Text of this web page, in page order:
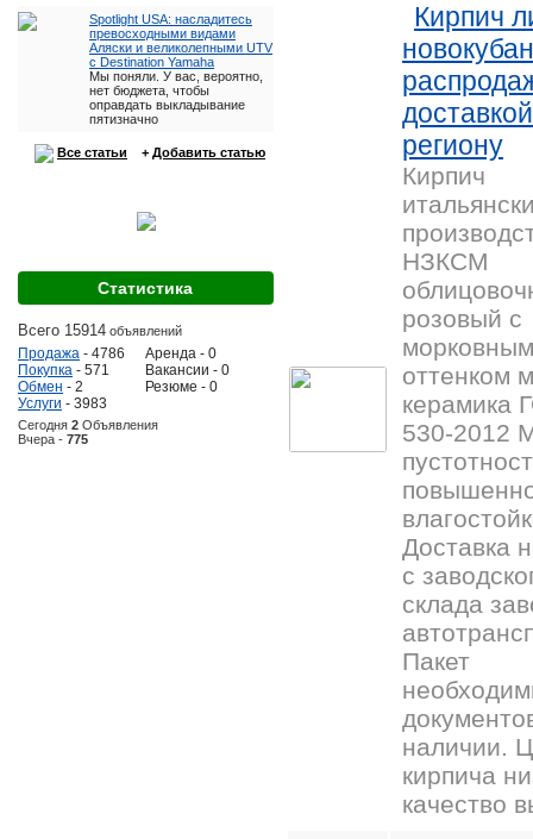
Spotlight USA: насладитесь
превосходными видами
Аляски и великолепными UTV
с Destination Yamaha
Мы поняли. У вас, вероятно,
нет бюджета, чтобы
оправдать выкладывание
пятизначно
Все статьи + Добавить статью
Статистика
Всего 15914 объявлений
Продажа - 4786
Покупка - 571
Обмен - 2
Услуги - 3983
Аренда - 0
Вакансии - 0
Резюме - 0
Сегодня 2 Объявления
Вчера - 775
Кирпич
региону
Кирпич
НЗКСМ
розовый с
морковным
оттенком
керамика
530-2012
Доставка
с
склада
Пакет
наличии.
кирпича
качество